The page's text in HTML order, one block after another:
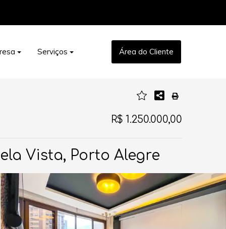
Serviços Área do Cliente
R$ 1.250.000,00
Vista, Porto Alegre